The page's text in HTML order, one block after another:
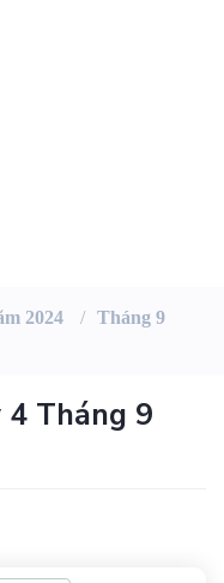
2024
Tháng 9
4 Tháng 9